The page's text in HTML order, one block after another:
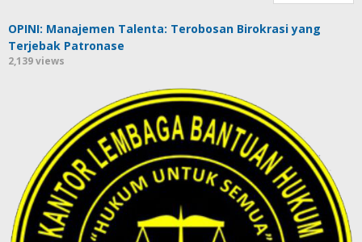
OPINI: Manajemen Talenta: Terobosan Birokrasi yang
Terjebak Patronase
2,139 views